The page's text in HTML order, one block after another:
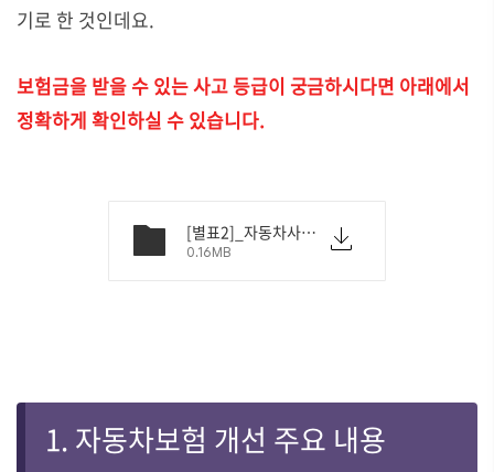
기로 한 것인데요.
보험금을 받을 수 있는 사고 등급이 궁금하시다면 아래에서
정확하게 확인하실 수 있습니다.
[별표2]_자동차사고부상등급표.pdf
0.16MB
1. 자동차보험 개선 주요 내용